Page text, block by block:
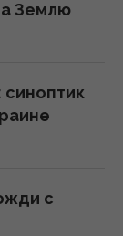
на новый
Землю
с